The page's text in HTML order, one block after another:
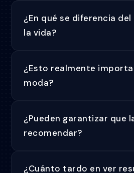
¿En qué se diferencia
la vida?
¿Esto realmente importa
moda?
¿Pueden garantizar que
recomendar?
¿Cuánto tardo en ver